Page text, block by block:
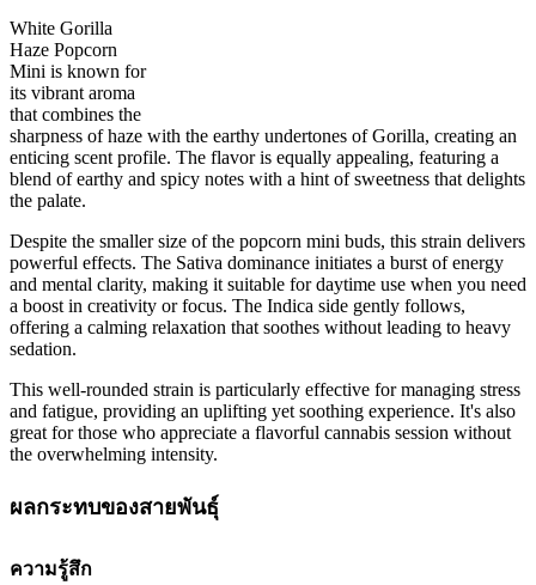
White Gorilla
Haze Popcorn
Mini is known for
its vibrant aroma
that combines the
sharpness of haze with the earthy undertones of Gorilla, creating an
enticing scent profile. The flavor is equally appealing, featuring a
blend of earthy and spicy notes with a hint of sweetness that delights
the palate.
Despite the smaller size of the popcorn mini buds, this strain delivers
powerful effects. The Sativa dominance initiates a burst of energy
and mental clarity, making it suitable for daytime use when you need
a boost in creativity or focus. The Indica side gently follows,
offering a calming relaxation that soothes without leading to heavy
sedation.
This well-rounded strain is particularly effective for managing stress
and fatigue, providing an uplifting yet soothing experience. It's also
great for those who appreciate a flavorful cannabis session without
the overwhelming intensity.
ผลกระทบของสายพันธุ์
ความรู้สึก